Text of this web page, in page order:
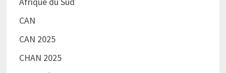
CAN
CAN 2025
CHAN 2025